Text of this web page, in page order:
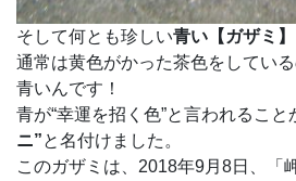
そして何とも珍しい青い【ガザミ】
通常は黄色がかった茶色をしてい
青いんです！
青が“幸運を招く色”と言われること
ニ”と名付けました。
このガザミは、2018年9月8日、「